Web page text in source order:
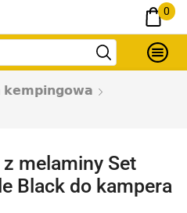
0
𝗸𝗲𝗺𝗽𝗶𝗻𝗴𝗼𝘄𝗮
melaminy Set
Black do kampera